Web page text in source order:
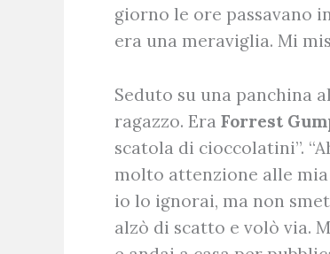
giorno le ore passavano
era una meraviglia. Mi
Seduto su una panchina
ragazzo. Era Forrest
scatola di cioccolatini”.
molto attenzione alle
io lo ignorai, ma non
alzò di scatto e volò via.